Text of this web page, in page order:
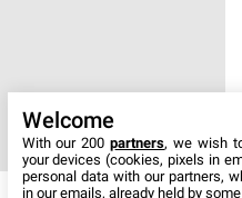
Welcome
With our 200partners, we wish
your devices (cookies, pixels in
personal data with our partners,
in our emails, already held by